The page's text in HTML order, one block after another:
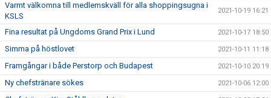
Varmt välkomna till medlemskväll för alla shoppingsugna i
KSLS
2021-10-19 16:21
Fina resultat på Ungdoms Grand Prix i Lund 2021-10-17 18:50
Simma på höstlovet 2021-10-11 11:18
Framgångar i både Perstorp och Budapest 2021-10-10 20:19
Ny chefstränare sökes 2021-10-06 12:00